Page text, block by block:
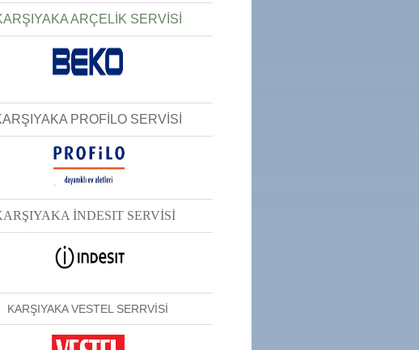
ARÇELİK SERVİSİ
PROFİLO SERVİSİ
İNDESIT SERVİSİ
KARŞIYAKA VESTEL SERRVİSİ